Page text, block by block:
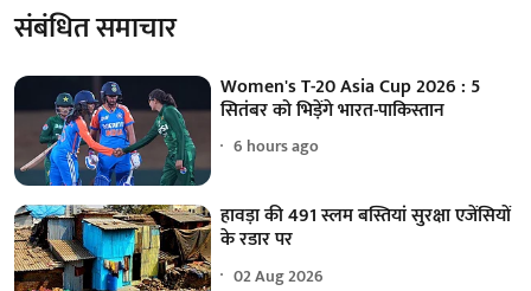
संबंधित समाचार
Women's T-20 Asia Cup 2026 : 5
सितंबर को भिड़ेंगे भारत-पाकिस्तान
6 hours ago
हावड़ा की 491 स्लम बस्तियां सुरक्षा एजेंसियों
के रडार पर
02 Aug 2026